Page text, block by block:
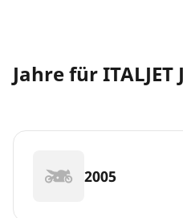
Jahre für ITALJET
2005